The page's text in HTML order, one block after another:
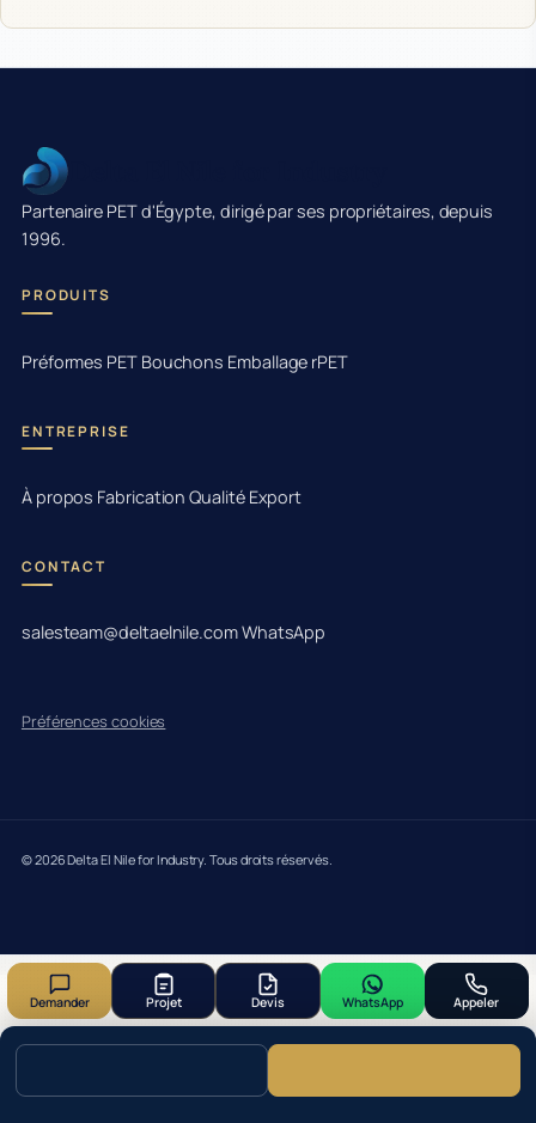
Partenaire PET d'Égypte, dirigé par ses propriétaires, depuis
1996.
PRODUITS
Préformes PET Bouchons Emballage rPET
ENTREPRISE
À propos Fabrication Qualité Export
CONTACT
salesteam@deltaelnile.comWhatsApp
Préférences cookies
© 2026 Delta El Nile for Industry. Tous droits réservés.
Demander Projet Devis WhatsApp Appeler